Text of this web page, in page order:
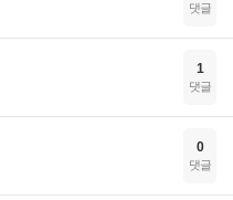
댓글
1
댓글
0
댓글